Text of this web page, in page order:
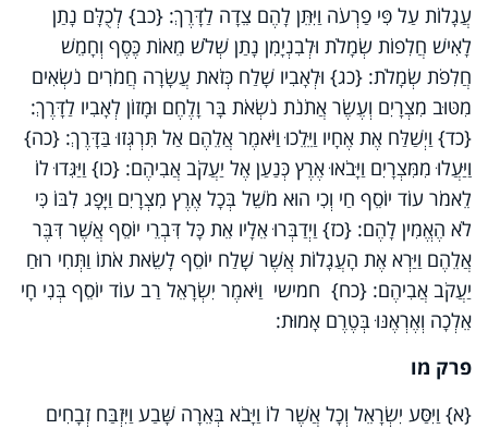
עֲגָלוֹת עַל פִּי פַרְעֹה וַיִּתֵּן לָהֶם צֵדָה לַדָּרֶךְ: {כב} לְכֻלָּם נָתַן
לָאִישׁ חֲלִפוֹת שְׂמָלֹת וּלְבִנְיָמִן נָתַן שְׁלֹשׁ מֵאוֹת כֶּסֶף וְחָמֵשׁ
חֲלִפֹת שְׂמָלֹת: {כג} וּלְאָבִיו שָׁלַח כְּזֹאת עֲשָׂרָה חֲמֹרִים נֹשְׂאִים
מִטּוּב מִצְרָיִם וְעֶשֶׂר אֲתֹנֹת נֹשְׂאֹת בָּר וָלֶחֶם וּמָזוֹן לְאָבִיו לַדָּרֶךְ:
{כד} וַיְשַׁלַּח אֶת אֶחָיו וַיֵּלֵכוּ וַיֹּאמֶר אֲלֵהֶם אַל תִּרְגְּזוּ בַּדָּרֶךְ: {כה}
וַיַּעֲלוּ מִמִּצְרָיִם וַיָּבֹאוּ אֶרֶץ כְּנַעַן אֶל יַעֲקֹב אֲבִיהֶם: {כו} וַיַּגִּדוּ לוֹ
לֵאמֹר עוֹד יוֹסֵף חַי וְכִי הוּא מֹשֵׁל בְּכָל אֶרֶץ מִצְרָיִם וַיָּפָג לִבּוֹ כִּי
לֹא הֶאֱמִין לָהֶם: {כז} וַיְדַבְּרוּ אֵלָיו אֵת כָּל דִּבְרֵי יוֹסֵף אֲשֶׁר דִּבֶּר
אֲלֵהֶם וַיַּרְא אֶת הָעֲגָלוֹת אֲשֶׁר שָׁלַח יוֹסֵף לָשֵׂאת אֹתוֹ וַתְּחִי רוּחַ
יַעֲקֹב אֲבִיהֶם: {כח} חמישי וַיֹּאמֶר יִשְׂרָאֵל רַב עוֹד יוֹסֵף בְּנִי חָי
אֵלְכָה וְאֶרְאֶנּוּ בְּטֶרֶם אָמוּת:
פרק מו
{א} וַיִּסַּע יִשְׂרָאֵל וְכָל אֲשֶׁר לוֹ וַיָּבֹא בְּאֵרָה שָּׁבַע וַיִּזְבַּח זְבָחִים